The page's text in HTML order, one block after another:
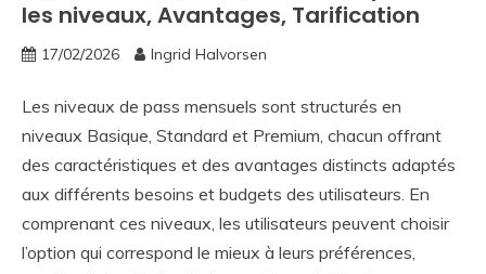
les niveaux, Avantages, Tarification
17/02/2026 Ingrid Halvorsen
Les niveaux de pass mensuels sont structurés en
niveaux Basique, Standard et Premium, chacun offrant
des caractéristiques et des avantages distincts adaptés
aux différents besoins et budgets des utilisateurs. En
comprenant ces niveaux, les utilisateurs peuvent choisir
l’option qui correspond le mieux à leurs préférences,